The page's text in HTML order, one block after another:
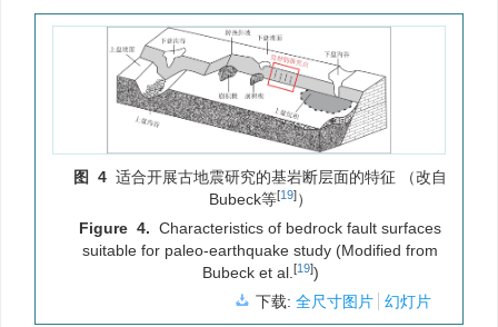
图 4 适合开展古地震研究的基岩断层面的特征 （改自
Bubeck等[19]）
Figure 4. Characteristics of bedrock fault surfaces
suitable for paleo-earthquake study (Modified from
Bubeck et al. [19])
下载: 全尺寸图片 幻灯片